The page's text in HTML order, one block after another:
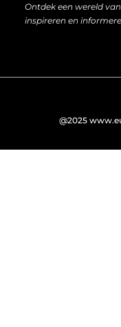
Ontdek een wereld
inspireren en
@2025